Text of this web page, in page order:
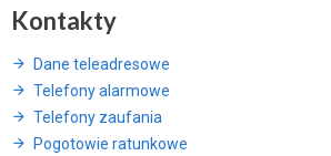
Kontakty
Dane teleadresowe
Telefony alarmowe
Telefony zaufania
Pogotowie ratunkowe